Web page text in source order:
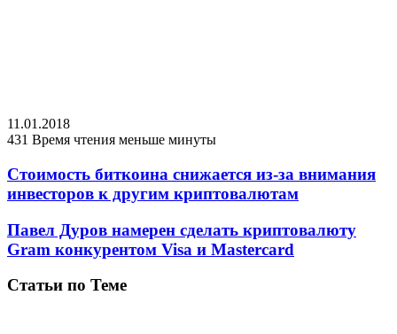
11.01.2018
431 Время чтения меньше минуты
Стоимость биткоина снижается из-за внимания
инвесторов к другим криптовалютам
Павел Дуров намерен сделать криптовалюту
Gram конкурентом Visa и Mastercard
Статьи по Теме